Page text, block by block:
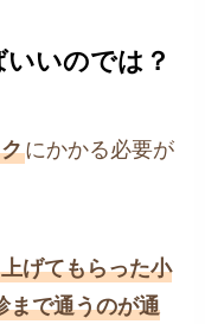
いのでは？
にかかる必要が
げてもらった小
まで通うのが通